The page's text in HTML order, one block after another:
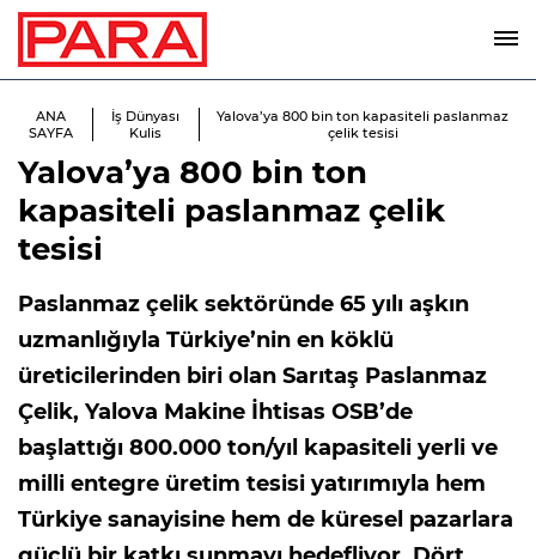
ANA
SAYFA
İş Dünyası
Kulis
Yalova’ya 800 bin ton kapasiteli paslanmaz
çelik tesisi
Yalova’ya 800 bin ton
kapasiteli paslanmaz çelik
tesisi
Paslanmaz çelik sektöründe 65 yılı aşkın
uzmanlığıyla Türkiye’nin en köklü
üreticilerinden biri olan Sarıtaş Paslanmaz
Çelik, Yalova Makine İhtisas OSB’de
başlattığı 800.000 ton/yıl kapasiteli yerli ve
milli entegre üretim tesisi yatırımıyla hem
Türkiye sanayisine hem de küresel pazarlara